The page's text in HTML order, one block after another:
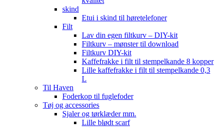
skind
Etui i skind til høretelefoner
Filt
Lav din egen filtkurv – DIY-kit
Filtkurv – mønster til download
Filtkurv DIY-kit
Kaffefrakke i filt til stempelkande 8 kopper
Lille kaffefrakke i filt til stempelkande 0,3
L
Til Haven
Foderkop til fuglefoder
Tøj og accessories
Sjaler og tørklæder mm.
Lille blødt scarf